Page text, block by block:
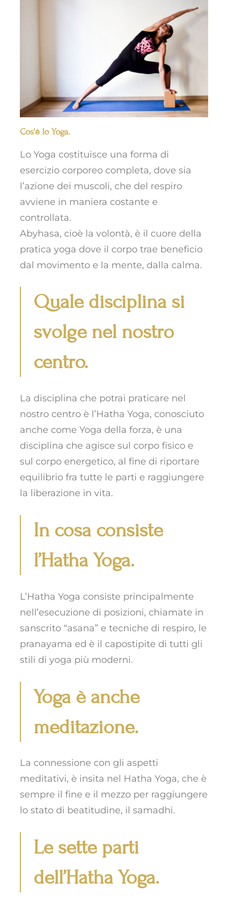
Cos'è lo Yoga.
Lo Yoga costituisce una forma di
esercizio corporeo completa, dove sia
l’azione dei muscoli, che del respiro
avviene in maniera costante e
controllata.
Abyhasa, cioè la volontà, è il cuore della
pratica yoga dove il corpo trae beneficio
dal movimento e la mente, dalla calma.
Quale disciplina si
svolge nel nostro
centro.
La disciplina che potrai praticare nel
nostro centro è l’Hatha Yoga, conosciuto
anche come Yoga della forza, è una
disciplina che agisce sul corpo fisico e
sul corpo energetico, al fine di riportare
equilibrio fra tutte le parti e raggiungere
la liberazione in vita.
In cosa consiste
l’Hatha Yoga.
L’Hatha Yoga consiste principalmente
nell’esecuzione di posizioni, chiamate in
sanscrito “asana” e tecniche di respiro, le
pranayama ed è il capostipite di tutti gli
stili di yoga più moderni.
Yoga è anche
meditazione.
La connessione con gli aspetti
meditativi, è insita nel Hatha Yoga, che è
sempre il fine e il mezzo per raggiungere
lo stato di beatitudine, il samadhi.
Le sette parti
dell’Hatha Yoga.